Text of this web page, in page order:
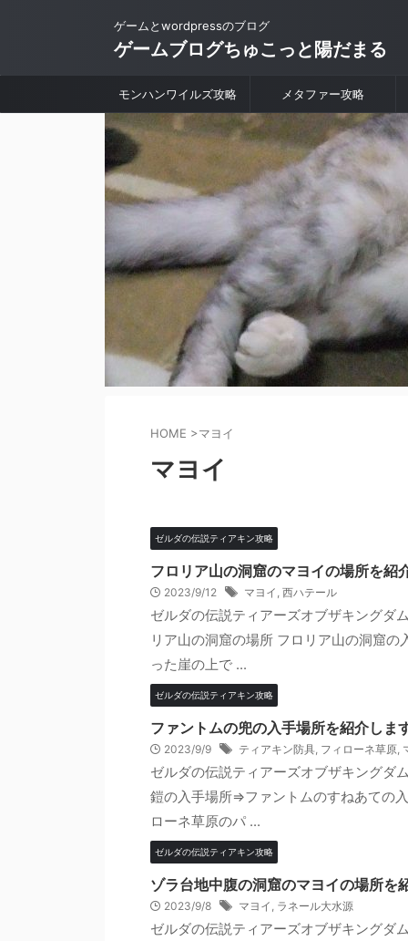
ゲームとwordpressのブログ
ゲームブログちゅこっと陽だまる
モンハンワイルズ攻略 メタファー攻略
HOME >マヨイ
マヨイ
ゼルダの伝説ティアキン攻略
フロリア山の洞窟のマヨイの場所を紹
2023/9/12 マヨイ , 西ハテール
ゼルダの伝説ティアーズオブザキングダ
リア山の洞窟の場所 フロリア山の洞窟
った崖の上で ...
ゼルダの伝説ティアキン攻略
ファントムの兜の入手場所を紹介しま
2023/9/9 ティアキン防具, フィローネ草原,
ゼルダの伝説ティアーズオブザキングダ
鎧の入手場所⇒ファントムのすねあての
ローネ草原のパ ...
ゼルダの伝説ティアキン攻略
ゾラ台地中腹の洞窟のマヨイの場所を
2023/9/8 マヨイ , ラネール大水源
ゼルダの伝説ティアーズオブザキングダ